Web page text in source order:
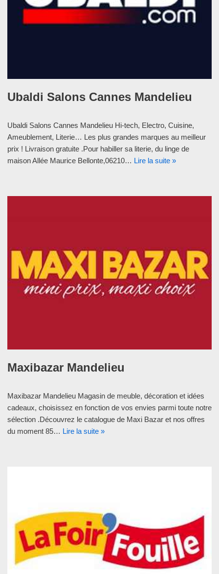
Ubaldi Salons Cannes Mandelieu
Ubaldi Salons Cannes Mandelieu Hi-tech, Electro, Cuisine,
Ameublement, Literie… Les plus grandes marques au meilleur
prix ! Livraison gratuite .Pour habiller sa literie, du linge de
maison Allée Maurice Bellonte,06210… Lire la suite »
Maxibazar Mandelieu
Maxibazar Mandelieu Magasin de meuble, décoration et idées
cadeaux, choisissez en fonction de vos envies parmi toute notre
sélection .Découvrez le catalogue de Maxi Bazar et nos offres
du moment 85… Lire la suite »